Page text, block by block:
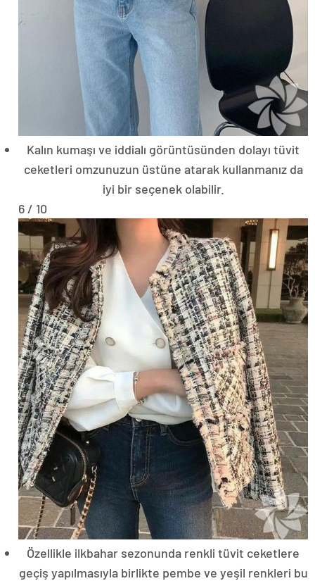
Kalın kumaşı ve iddialı görüntüsünden dolayı tüvit
ceketleri omzunuzun üstüne atarak kullanmanız da
iyi bir seçenek olabilir.
6 / 10
Özellikle ilkbahar sezonunda renkli tüvit ceketlere
geçiş yapılmasıyla birlikte pembe ve yeşil renkleri bu